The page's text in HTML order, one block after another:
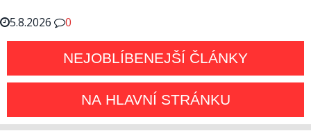
5.8.2026
0
NEJOBLÍBENEJŠÍ ČLÁNKY
NA HLAVNÍ STRÁNKU